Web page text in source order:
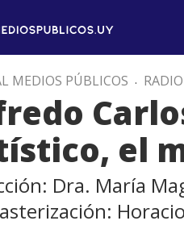
MEDIOS PÚBLICOS . RADIO
el
Dra. María